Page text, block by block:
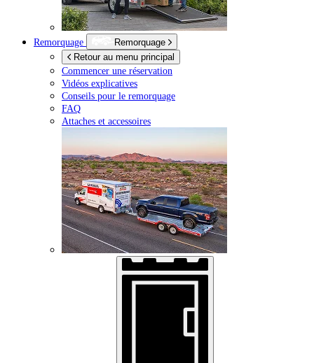
Remorquage
Remorquage
Retour au menu principal
Commencer une réservation
Vidéos explicatives
Conseils pour le remorquage
FAQ
Attaches et accessoires